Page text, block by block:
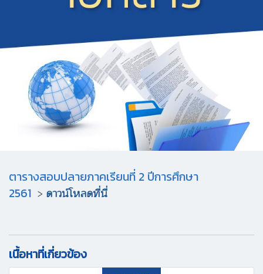
ตารางสอบปลายภาคเรียนที่ 2 ปีการศึกษา
2561 > ดาวน์โหลดที่นี่
เนื้อหาที่เกี่ยวข้อง